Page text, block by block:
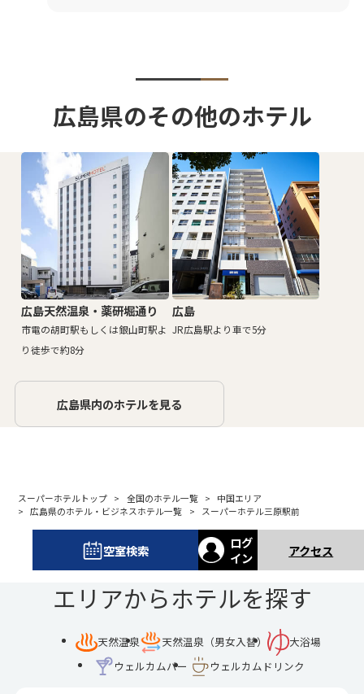
広島県のその他のホテル
広島天然温泉・薬研堀通り
市電の胡町駅もしくは銀山町駅よ
り徒歩で約8分
広島
JR広島駅より車で5分
広島県内のホテルを見る
スーパーホテルトップ 全国のホテル一覧
中国エリア
広島県のホテル・ビジネスホテル一覧
スーパーホテル三原駅前
空室検索
ログ
イン
アクセス
エリアからホテルを探す
天然温泉 天然温泉（男女入替）
大浴場
ウェルカムバー
ウェルカムドリンク